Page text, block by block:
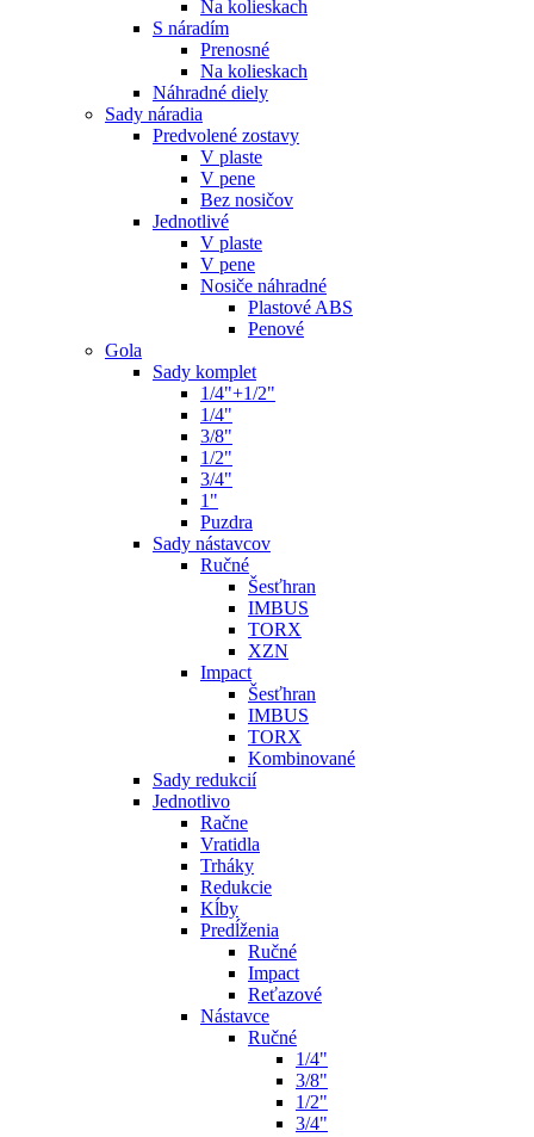
Na kolieskach
S náradím
Prenosné
Na kolieskach
Náhradné diely
Sady náradia
Predvolené zostavy
V plaste
V pene
Bez nosičov
Jednotlivé
V plaste
V pene
Nosiče náhradné
Plastové ABS
Penové
Gola
Sady komplet
1/4"+1/2"
1/4"
3/8"
1/2"
3/4"
1"
Puzdra
Sady nástavcov
Ručné
Šesťhran
IMBUS
TORX
XZN
Impact
Šesťhran
IMBUS
TORX
Kombinované
Sady redukcií
Jednotlivo
Račne
Vratidla
Trháky
Redukcie
Kĺby
Predĺženia
Ručné
Impact
Reťazové
Nástavce
Ručné
1/4"
3/8"
1/2"
3/4"